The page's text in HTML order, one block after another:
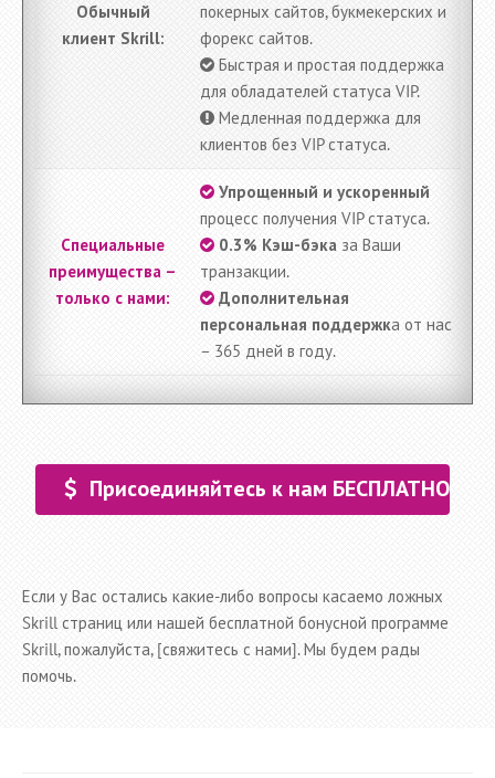
Обычный
клиент Skrill:
покерных сайтов, букмекерских и
форекс сайтов.
Быстрая и простая поддержка
для обладателей статуса VIP.
Медленная поддержка для
клиентов без VIP статуса.
Специальные
преимущества –
только с нами:
Упрощенный и ускоренный
процесс получения VIP статуса.
0.3% Кэш-бэказа Ваши
транзакции.
Дополнительная
персональная поддержка от нас
– 365 дней в году.
Присоединяйтесь к нам БЕСПЛАТНО
Если у Вас остались какие-либо вопросы касаемо ложных
Skrill страниц или нашей бесплатной бонусной программе
Skrill, пожалуйста, [свяжитесь с нами]. Мы будем рады
помочь.